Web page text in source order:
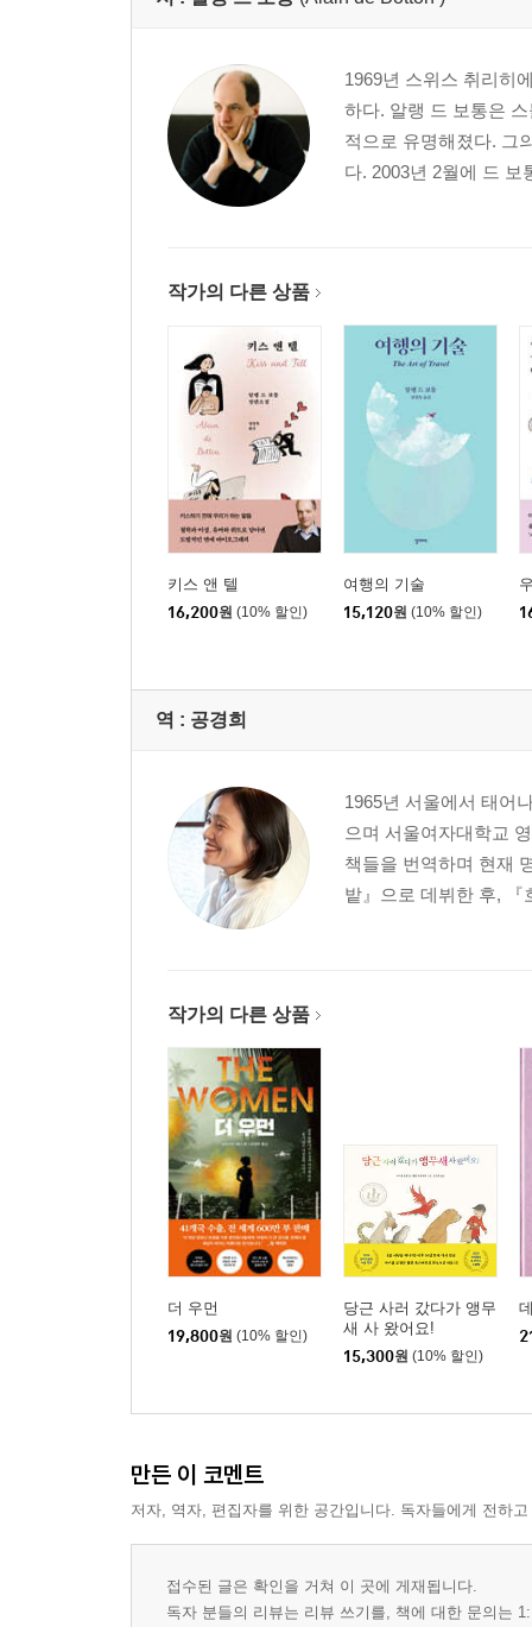
지역성
진실의 층위
책임 떠넘기기
혼자만의 언어
연애의 조각 맞추기
옮기고 나서
1969년 스위스 취리히
하다. 알랭 드 보통은
적으로 유명해졌다. 그
다. 2003년 2월에 드
작가의 다른 상품
키스 앤 텔
16,200원 (10% 할인)
여행의 기술
15,120원 (10% 할인)
역 : 공경희
1965년 서울에서 태어
으며 서울여자대학교
책들을 번역하며 현재
밭』으로 데뷔한 후, 『
작가의 다른 상품
더 우먼
19,800원 (10% 할인)
당근 사러 갔다가 앵무
새 사 왔어요!
15,300원 (10% 할인)
만든 이 코멘트
저자, 역자, 편집자를 위한 공간입니다. 독자들에게 전하
접수된 글은 확인을 거쳐 이 곳에 게재됩니다.
독자 분들의 리뷰는 리뷰 쓰기를, 책에 대한 문의는